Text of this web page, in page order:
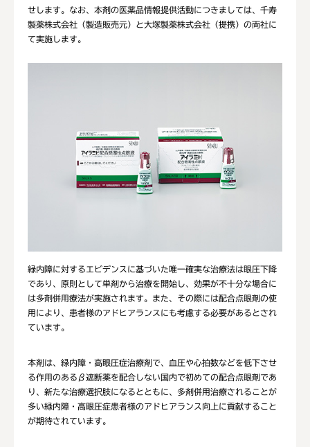
せします。なお、本剤の医薬品情報提供活動につきましては、千寿
製薬株式会社（製造販売元）と大塚製薬株式会社（提携）の両社に
て実施します。
緑内障に対するエビデンスに基づいた唯一確実な治療法は眼圧下降
であり、原則として単剤から治療を開始し、効果が不十分な場合に
は多剤併用療法が実施されます。また、その際には配合点眼剤の使
用により、患者様のアドヒアランスにも考慮する必要があるとされ
ています。
本剤は、緑内障・高眼圧症治療剤で、血圧や心拍数などを低下させ
る作用のあるβ遮断薬を配合しない国内で初めての配合点眼剤であ
り、新たな治療選択肢になるとともに、多剤併用治療されることが
多い緑内障・高眼圧症患者様のアドヒアランス向上に貢献すること
が期待されています。